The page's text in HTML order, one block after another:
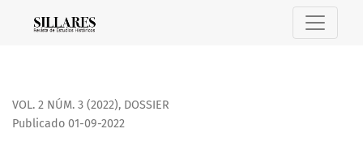
La relación fronteriza desde la institucionalidad indígena:
VOL. 2 NÚM. 3 (2022), DOSSIER
Publicado 01-09-2022